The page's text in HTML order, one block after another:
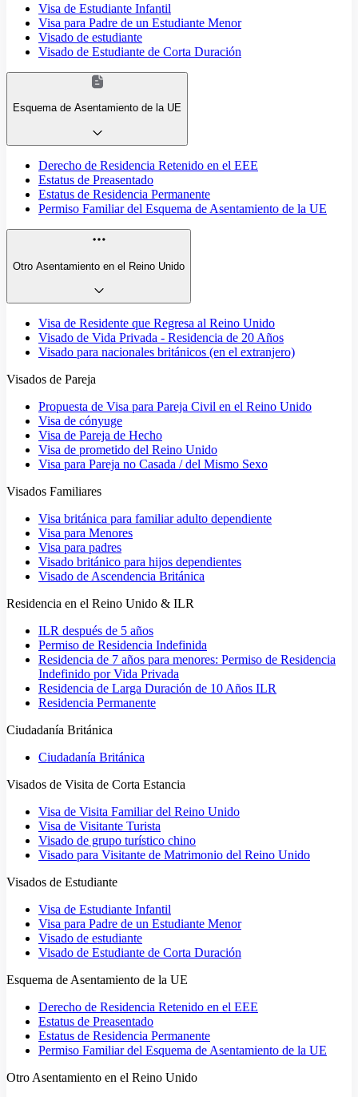
Visa de Estudiante Infantil
Visa para Padre de un Estudiante Menor
Visado de estudiante
Visado de Estudiante de Corta Duración
Esquema de Asentamiento de la UE
Derecho de Residencia Retenido en el EEE
Estatus de Preasentado
Estatus de Residencia Permanente
Permiso Familiar del Esquema de Asentamiento de la UE
Otro Asentamiento en el Reino Unido
Visa de Residente que Regresa al Reino Unido
Visado de Vida Privada - Residencia de 20 Años
Visado para nacionales británicos (en el extranjero)
Visados de Pareja
Propuesta de Visa para Pareja Civil en el Reino Unido
Visa de cónyuge
Visa de Pareja de Hecho
Visa de prometido del Reino Unido
Visa para Pareja no Casada / del Mismo Sexo
Visados Familiares
Visa británica para familiar adulto dependiente
Visa para Menores
Visa para padres
Visado británico para hijos dependientes
Visado de Ascendencia Británica
Residencia en el Reino Unido & ILR
ILR después de 5 años
Permiso de Residencia Indefinida
Residencia de 7 años para menores: Permiso de Residencia
Indefinido por Vida Privada
Residencia de Larga Duración de 10 Años ILR
Residencia Permanente
Ciudadanía Británica
Ciudadanía Británica
Visados de Visita de Corta Estancia
Visa de Visita Familiar del Reino Unido
Visa de Visitante Turista
Visado de grupo turístico chino
Visado para Visitante de Matrimonio del Reino Unido
Visados de Estudiante
Visa de Estudiante Infantil
Visa para Padre de un Estudiante Menor
Visado de estudiante
Visado de Estudiante de Corta Duración
Esquema de Asentamiento de la UE
Derecho de Residencia Retenido en el EEE
Estatus de Preasentado
Estatus de Residencia Permanente
Permiso Familiar del Esquema de Asentamiento de la UE
Otro Asentamiento en el Reino Unido